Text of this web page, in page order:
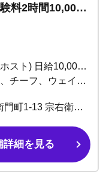
料2時間10,000
なリファーラル手当 今なら日給10,000円→15,000円！ 他、多数賞金あり！
当 ※場合によってはプレイングスタッフより稼げます！ ボーナス年２回！
大阪府大阪市中央区宗右衛門町1-13 宗右衛門町クリスタルビルB1F
詳細を見る